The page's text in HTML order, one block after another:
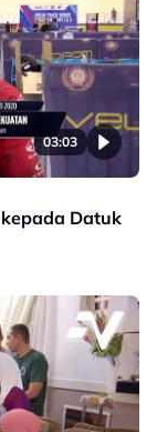
03:03
Datuk